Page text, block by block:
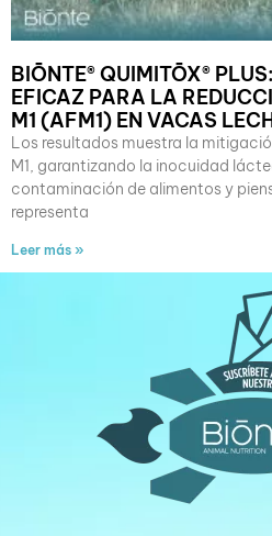
BIŌNTE® QUIMITŌX®
EFICAZ PARA LA
M1 (AFM1) EN VACAS
Los resultados muestra la
M1, garantizando la inocuidad
contaminación de alimentos y
representa
Leer más »